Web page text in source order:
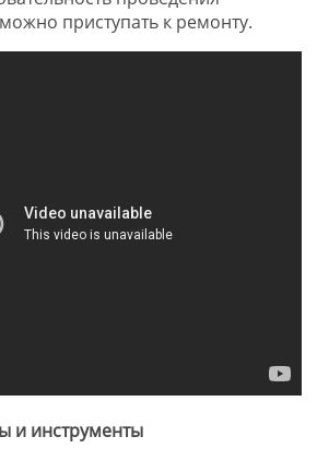
приступать к ремонту.
и инструменты